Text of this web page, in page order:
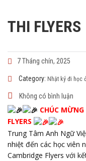
THI FLYERS
7 Tháng chín, 2025
Category: Nhật ký đi học
Không có bình luận
CHÚC
FLYERS
Trung Tâm Anh Ngữ
nhiệt đến các học viên
Cambridge Flyers với